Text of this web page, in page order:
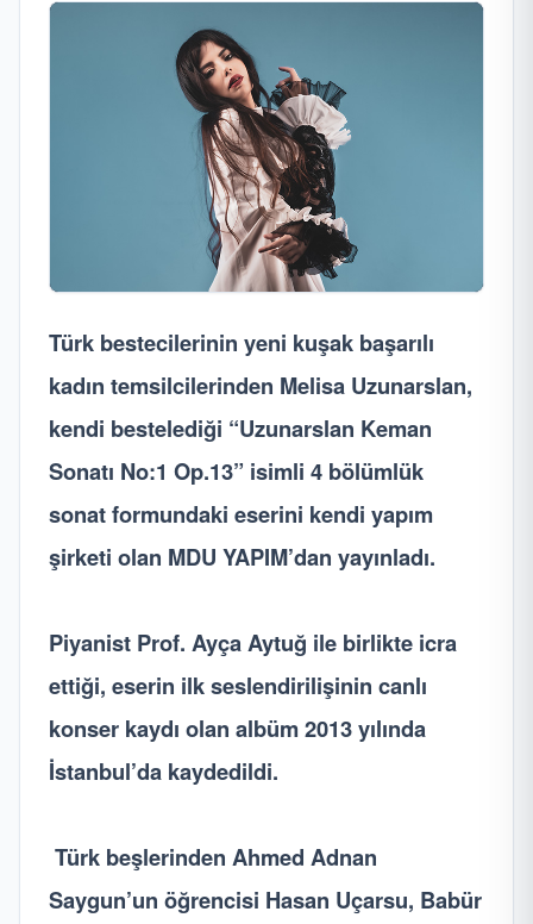
Türk bestecilerinin yeni kuşak başarılı
kadın temsilcilerinden Melisa Uzunarslan,
kendi bestelediği “Uzunarslan Keman
Sonatı No:1 Op.13” isimli 4 bölümlük
sonat formundaki eserini kendi yapım
şirketi olan MDU YAPIM’dan yayınladı.
Piyanist Prof. Ayça Aytuğ ile birlikte icra
ettiği, eserin ilk seslendirilişinin canlı
konser kaydı olan albüm 2013 yılında
İstanbul’da kaydedildi.
Türk beşlerinden Ahmed Adnan
Saygun’un öğrencisi Hasan Uçarsu, Babür